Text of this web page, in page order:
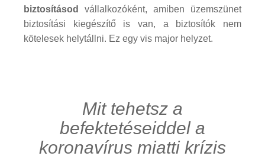
biztosításod
vállalkozóként, amiben üzemszünet
biztosítási kiegészítő is van, a biztosítók nem
kötelesek helytállni. Ez egy vis major helyzet.
Mit tehetsz a
befektetéseiddel a
koronavírus miatti krízis